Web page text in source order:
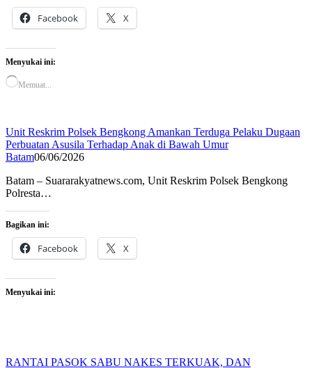
Facebook X
Menyukai ini:
Memuat...
Unit Reskrim Polsek Bengkong Amankan Terduga Pelaku Dugaan
Perbuatan Asusila Terhadap Anak di Bawah Umur
Batam06/06/2026
Batam – Suararakyatnews.com, Unit Reskrim Polsek Bengkong
Polresta…
Bagikan ini:
Facebook X
Menyukai ini:
RANTAI PASOK SABU NAKES TERKUAK, DAN